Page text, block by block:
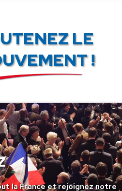
LE
!
la France et rejoignez notre